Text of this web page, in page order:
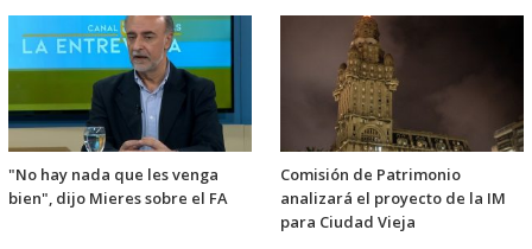
"No hay nada que les venga
bien", dijo Mieres sobre el FA
Comisión de Patrimonio
analizará el proyecto de la IM
para Ciudad Vieja